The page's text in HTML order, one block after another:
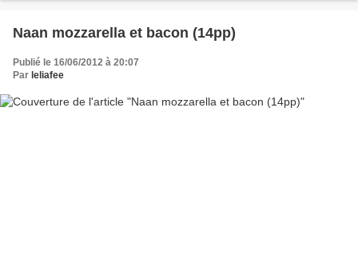
Naan mozzarella et bacon (14pp)
Publié le 16/06/2012 à 20:07
Par leliafee